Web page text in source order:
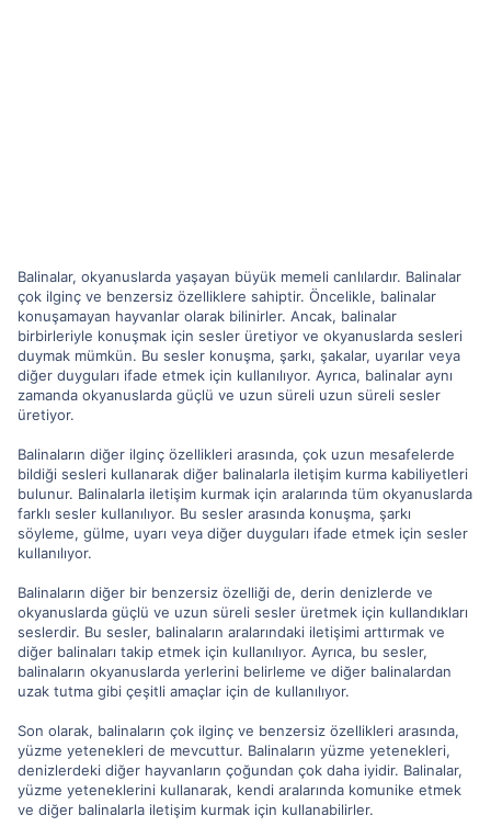
Balinalar, okyanuslarda yaşayan büyük memeli canlılardır. Balinalar
çok ilginç ve benzersiz özelliklere sahiptir. Öncelikle, balinalar
konuşamayan hayvanlar olarak bilinirler. Ancak, balinalar
birbirleriyle konuşmak için sesler üretiyor ve okyanuslarda sesleri
duymak mümkün. Bu sesler konuşma, şarkı, şakalar, uyarılar veya
diğer duyguları ifade etmek için kullanılıyor. Ayrıca, balinalar aynı
zamanda okyanuslarda güçlü ve uzun süreli uzun süreli sesler
üretiyor.
Balinaların diğer ilginç özellikleri arasında, çok uzun mesafelerde
bildiği sesleri kullanarak diğer balinalarla iletişim kurma kabiliyetleri
bulunur. Balinalarla iletişim kurmak için aralarında tüm okyanuslarda
farklı sesler kullanılıyor. Bu sesler arasında konuşma, şarkı
söyleme, gülme, uyarı veya diğer duyguları ifade etmek için sesler
kullanılıyor.
Balinaların diğer bir benzersiz özelliği de, derin denizlerde ve
okyanuslarda güçlü ve uzun süreli sesler üretmek için kullandıkları
seslerdir. Bu sesler, balinaların aralarındaki iletişimi arttırmak ve
diğer balinaları takip etmek için kullanılıyor. Ayrıca, bu sesler,
balinaların okyanuslarda yerlerini belirleme ve diğer balinalardan
uzak tutma gibi çeşitli amaçlar için de kullanılıyor.
Son olarak, balinaların çok ilginç ve benzersiz özellikleri arasında,
yüzme yetenekleri de mevcuttur. Balinaların yüzme yetenekleri,
denizlerdeki diğer hayvanların çoğundan çok daha iyidir. Balinalar,
yüzme yeteneklerini kullanarak, kendi aralarında komunike etmek
ve diğer balinalarla iletişim kurmak için kullanabilirler.